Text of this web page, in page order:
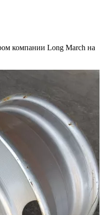
компании Long March на